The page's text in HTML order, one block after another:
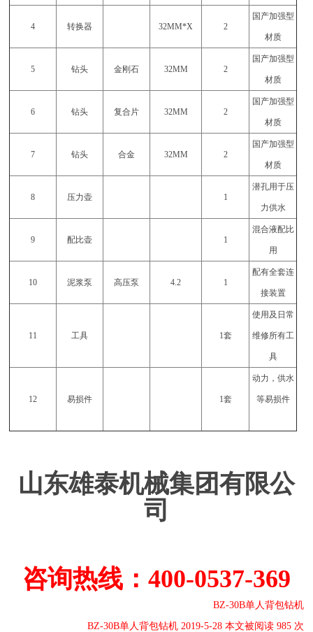
4 转换器 32MM*X 2
国产加强型
材质
5 钻头 金刚石 32MM 2
国产加强型
材质
6 钻头 复合片 32MM 2
国产加强型
材质
7 钻头 合金 32MM 2
国产加强型
材质
8 压力壶 1
潜孔用于压
力供水
9 配比壶 1
混合液配比
用
10 泥浆泵 高压泵 4.2 1
配有全套连
接装置
11 工具 1套
使用及日常
维修所有工
具
12 易损件 1套
动力，供水
等易损件
山东雄泰机械集团有限公
司
咨询热线：400-0537-369
BZ-30B单人背包钻机
BZ-30B单人背包钻机 2019-5-28 本文被阅读 985 次